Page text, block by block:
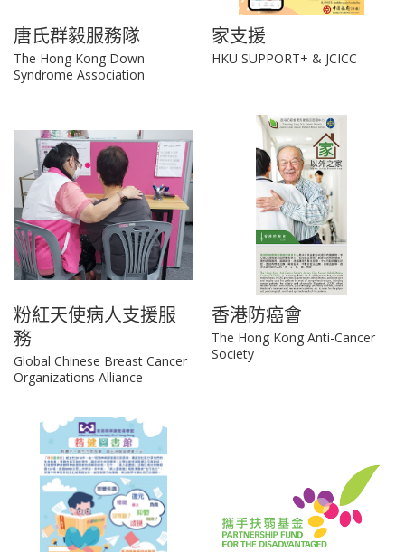
唐氏群毅服務隊
The Hong Kong Down
Syndrome Association
家支援
HKU SUPPORT+ & JCICC
粉紅天使病人支援服
務
Global Chinese Breast Cancer
Organizations Alliance
香港防癌會
The Hong Kong Anti-Cancer
Society